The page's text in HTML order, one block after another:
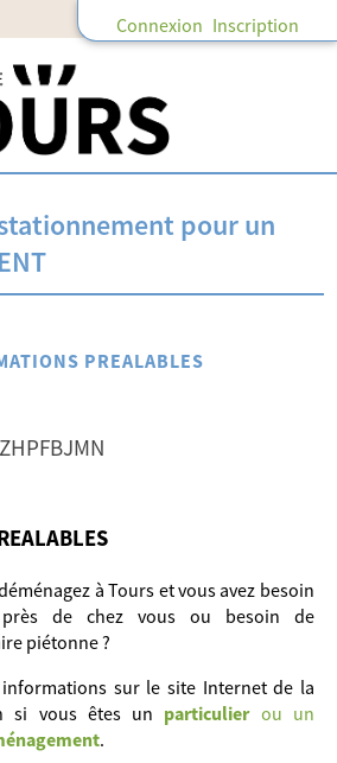
Connexion Inscription
pour un
ZHPFBJMN
PREALABLES(étape
à Tours et vous avez besoin
près de chez vous ou besoin de
piétonne ?
sur le site Internet de la
si vous êtes un particulierou un
.